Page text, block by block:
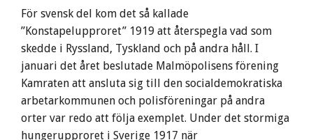
För svensk del kom det så kallade
”Konstapelupproret” 1919 att återspegla vad som
skedde i Ryssland, Tyskland och på andra håll. I
januari det året beslutade Malmöpolisens förening
Kamraten att ansluta sig till den socialdemokratiska
arbetarkommunen och polisföreningar på andra
orter var redo att följa exemplet. Under det stormiga
hungerupproret i Sverige 1917 när